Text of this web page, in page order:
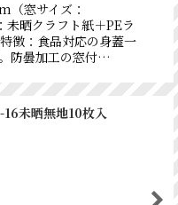
窓サイズ：
晒クラフト紙＋PEラ
徴：食品対応の身蓋一
防曇加工の窓付…
未晒無地10枚入